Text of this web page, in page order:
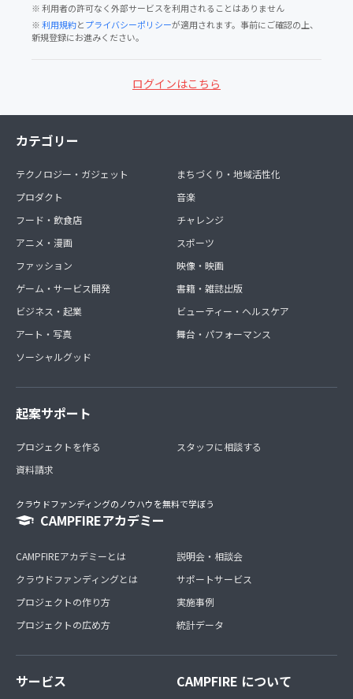
※ 利用者の許可なく外部サービスを利用されることはありません
※利用規約とプライバシーポリシーが適用されます。事前にご確認の上、
新規登録にお進みください。
ログインはこちら
カテゴリー
テクノロジー・ガジェット
プロダクト
フード・飲食店
アニメ・漫画
ファッション
ゲーム・サービス開発
ビジネス・起業
アート・写真
ソーシャルグッド
まちづくり・地域活性化
音楽
チャレンジ
スポーツ
映像・映画
書籍・雑誌出版
ビューティー・ヘルスケア
舞台・パフォーマンス
起案サポート
プロジェクトを作る
資料請求
スタッフに相談する
クラウドファンディングのノウハウを無料で学ぼう
CAMPFIREアカデミー
CAMPFIREアカデミーとは
クラウドファンディングとは
プロジェクトの作り方
プロジェクトの広め方
説明会・相談会
サポートサービス
実施事例
統計データ
サービス CAMPFIRE について